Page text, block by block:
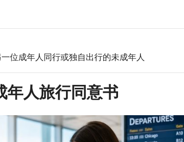
位成年人同行或独自出行的未成年人
人旅行同意书